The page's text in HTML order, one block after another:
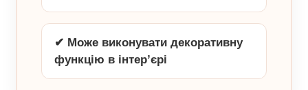
✔ Може виконувати декоративну
функцію в інтер’єрі